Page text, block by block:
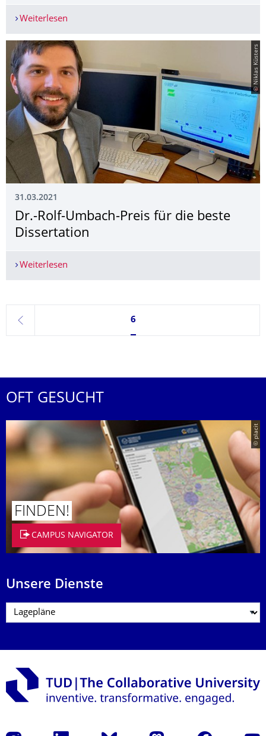
Weiterlesen
© Niklas Küsters
31.03.2021
Dr.-Rolf-Umbach-Preis für die beste
Dissertation
Weiterlesen
zurück
Seite 6, aktuell ausgewählt
6
OFT GESUCHT
© placit
FINDEN!
CAMPUS NAVIGATOR
Unsere Dienste